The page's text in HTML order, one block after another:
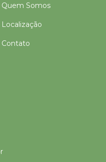
Quem Somos
Localização
Contato